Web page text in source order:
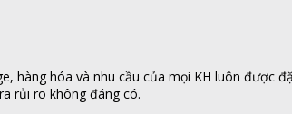
hàng hóa và nhu cầu của mọi KH luôn được
rủi ro không đáng có.